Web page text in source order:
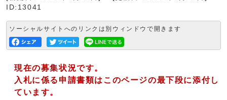
ID:13041
ソーシャルサイトへのリンクは別ウィンドウで開きます
現在の募集状況です。
入札に係る申請書類はこのページの最下段に添付し
ています。